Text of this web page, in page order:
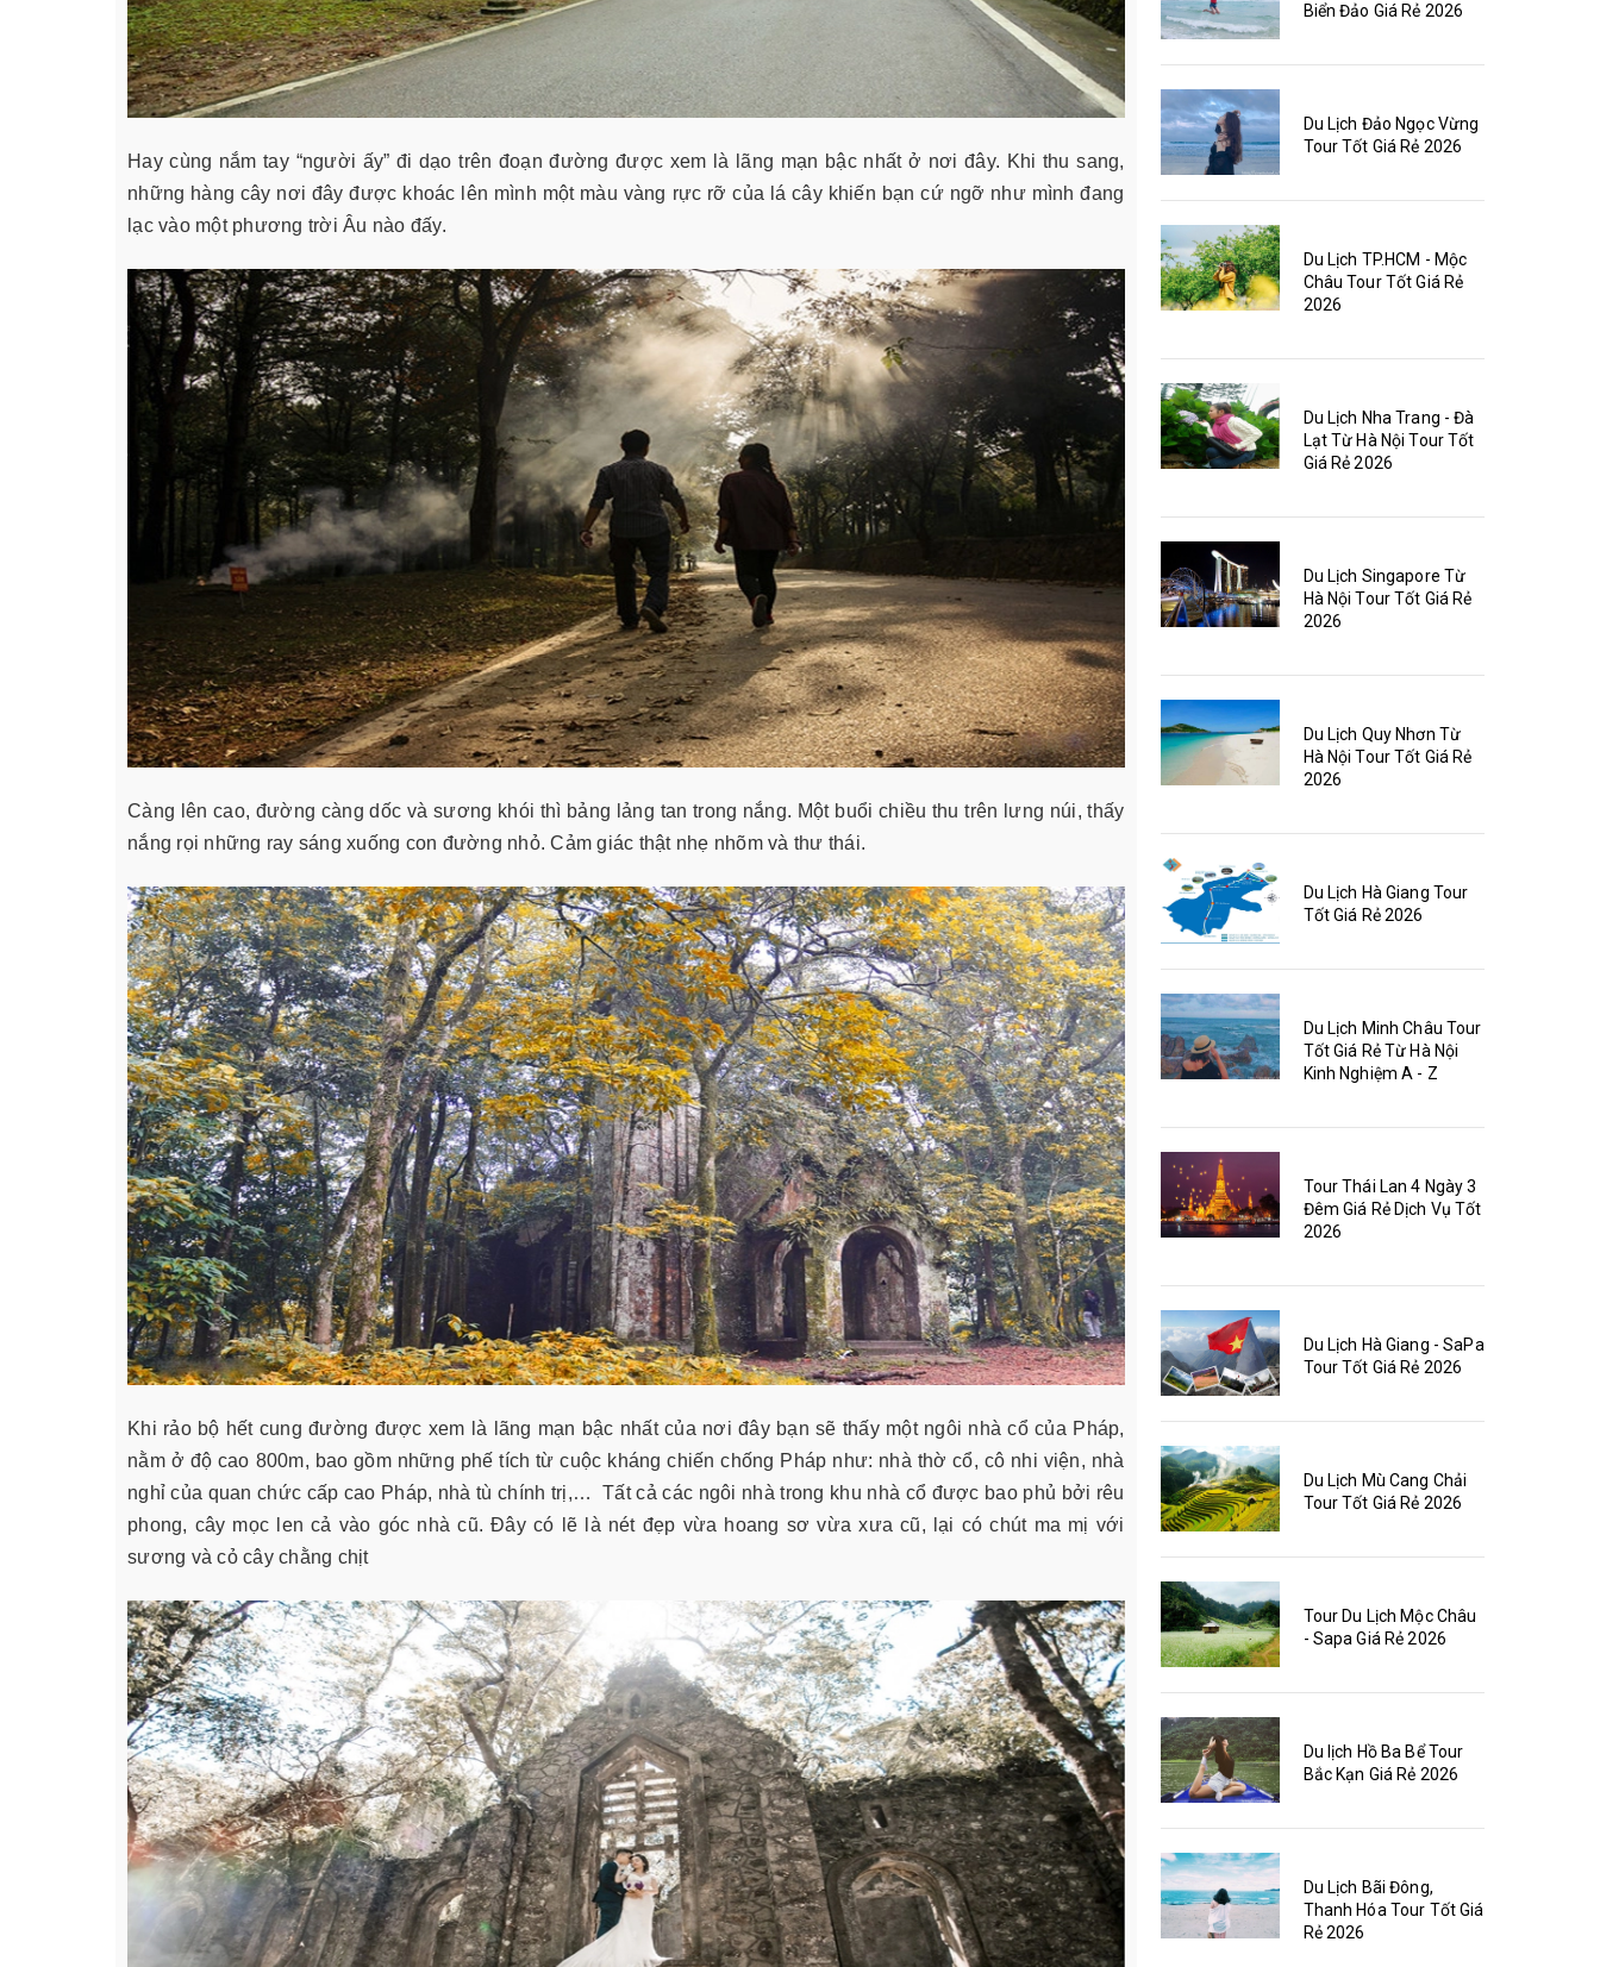
Hay cùng nắm tay “người ấy” đi dạo trên đoạn đường được xem là lãng mạn bậc nhất ở nơi đây. Khi thu sang,
những hàng cây nơi đây được khoác lên mình một màu vàng rực rỡ của lá cây khiến bạn cứ ngỡ như mình đang
lạc vào một phương trời Âu nào đấy.
Càng lên cao, đường càng dốc và sương khói thì bảng lảng tan trong nắng. Một buổi chiều thu trên lưng núi, thấy
nắng rọi những ray sáng xuống con đường nhỏ. Cảm giác thật nhẹ nhõm và thư thái.
Khi rảo bộ hết cung đường được xem là lãng mạn bậc nhất của nơi đây bạn sẽ thấy một ngôi nhà cổ của Pháp,
nằm ở độ cao 800m, bao gồm những phế tích từ cuộc kháng chiến chống Pháp như: nhà thờ cổ, cô nhi viện, nhà
nghỉ của quan chức cấp cao Pháp, nhà tù chính trị,… Tất cả các ngôi nhà trong khu nhà cổ được bao phủ bởi rêu
phong, cây mọc len cả vào góc nhà cũ. Đây có lẽ là nét đẹp vừa hoang sơ vừa xưa cũ, lại có chút ma mị với
sương và cỏ cây chằng chịt
Biển Đảo Giá Rẻ 2026
Du Lịch Đảo Ngọc Vừng
Tour Tốt Giá Rẻ 2026
Du Lịch TP.HCM - Mộc
Châu Tour Tốt Giá Rẻ
2026
Du Lịch Nha Trang - Đà
Lạt Từ Hà Nội Tour Tốt
Giá Rẻ 2026
Du Lịch Singapore Từ
Hà Nội Tour Tốt Giá Rẻ
2026
Du Lịch Quy Nhơn Từ
Hà Nội Tour Tốt Giá Rẻ
2026
Du Lịch Hà Giang Tour
Tốt Giá Rẻ 2026
Du Lịch Minh Châu Tour
Tốt Giá Rẻ Từ Hà Nội
Kinh Nghiệm A - Z
Tour Thái Lan 4 Ngày 3
Đêm Giá Rẻ Dịch Vụ Tốt
2026
Du Lịch Hà Giang - SaPa
Tour Tốt Giá Rẻ 2026
Du Lịch Mù Cang Chải
Tour Tốt Giá Rẻ 2026
Tour Du Lịch Mộc Châu
- Sapa Giá Rẻ 2026
Du lịch Hồ Ba Bể Tour
Bắc Kạn Giá Rẻ 2026
Du Lịch Bãi Đông,
Thanh Hóa Tour Tốt Giá
Rẻ 2026